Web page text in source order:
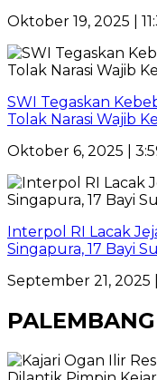
Oktober 19, 2025 |
SWI Tegaskan
Tolak Narasi Wajib
Oktober 6, 2025 |
Interpol RI Lacak
Singapura, 17 Bayi
September 21, 2025
PALEMBANG